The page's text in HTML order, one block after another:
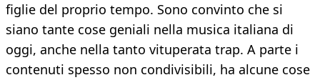
figlie del proprio tempo. Sono convinto che si
siano tante cose geniali nella musica italiana di
oggi, anche nella tanto vituperata trap. A parte i
contenuti spesso non condivisibili, ha alcune cose